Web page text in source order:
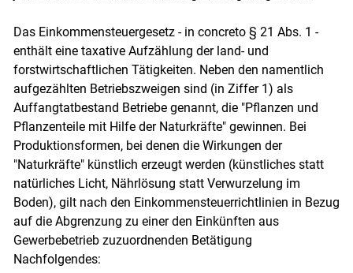
Das Einkommensteuergesetz - in concreto § 21 Abs. 1 -
enthält eine taxative Aufzählung der land- und
forstwirtschaftlichen Tätigkeiten. Neben den namentlich
aufgezählten Betriebszweigen sind (in Ziffer 1) als
Auffangtatbestand Betriebe genannt, die "Pflanzen und
Pflanzenteile mit Hilfe der Naturkräfte" gewinnen. Bei
Produktionsformen, bei denen die Wirkungen der
"Naturkräfte" künstlich erzeugt werden (künstliches statt
natürliches Licht, Nährlösung statt Verwurzelung im
Boden), gilt nach den Einkommensteuerrichtlinien in Bezug
auf die Abgrenzung zu einer den Einkünften aus
Gewerbebetrieb zuzuordnenden Betätigung
Nachfolgendes: